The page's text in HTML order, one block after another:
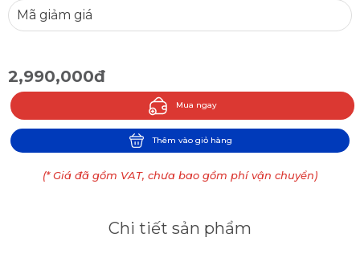
2,990,000đ
Mua ngay
Thêm vào giỏ hàng
(* Giá đã gồm VAT, chưa bao gồm phí vận chuyển)
Chi tiết sản phẩm